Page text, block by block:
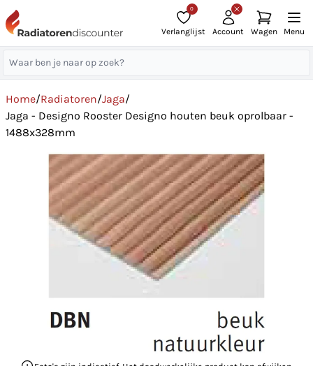
0
Verlanglijst Account Wagen Menu
Home/Radiatoren/Jaga/
Jaga - Designo Rooster Designo houten beuk oprolbaar -
1488x328mm